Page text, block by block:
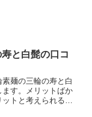
と白髭の口コ
麺の三輪の寿と白
す。メリットばか
トと考えられる点